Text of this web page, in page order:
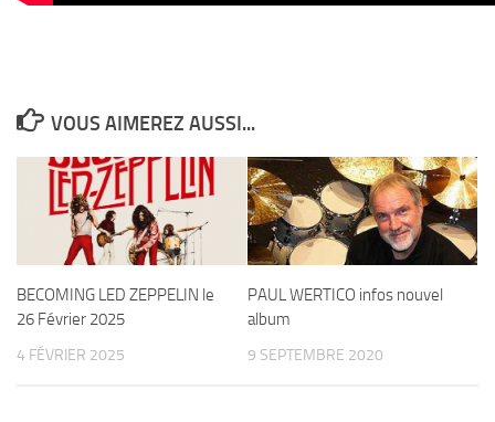
VOUS AIMEREZ AUSSI...
BECOMING LED ZEPPELIN le
26 Février 2025
4 FÉVRIER 2025
PAUL WERTICO infos nouvel
album
9 SEPTEMBRE 2020